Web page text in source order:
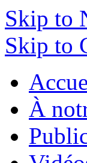
Skip to
Skip to
À